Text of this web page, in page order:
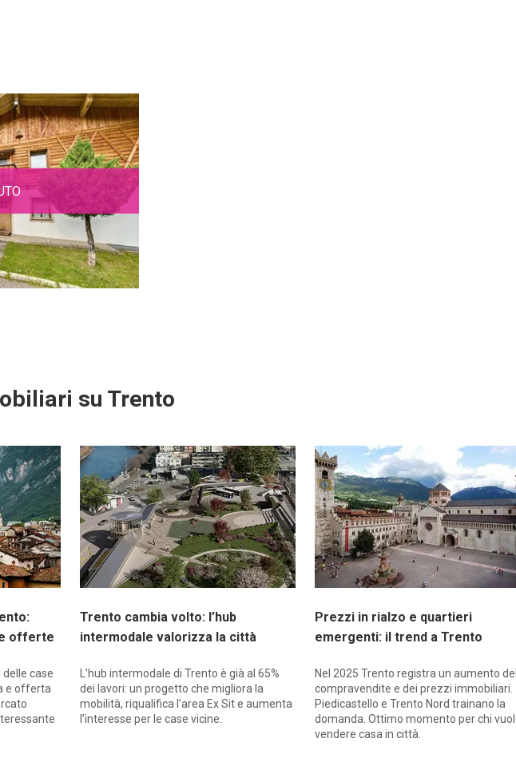
su Trento
offerte
case
e offerta
Trento cambia volto: l’hub
intermodale valorizza la città
L’hub intermodale di Trento è già al 65%
dei lavori: un progetto che migliora la
mobilità, riqualifica l’area Ex Sit e aumenta
l’interesse per le case vicine.
Prezzi in rialzo e quartieri
emergenti: il trend a Trento
Nel 2025 Trento registra un aumento
compravendite e dei prezzi immobiliari.
Piedicastello e Trento Nord trainano la
domanda. Ottimo momento per chi
vendere casa in città.